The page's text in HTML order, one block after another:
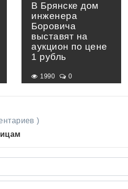
В Брянске дом
инженера
Боровича
выставят на
аукцион по цене
1 рубль
1990 0
)